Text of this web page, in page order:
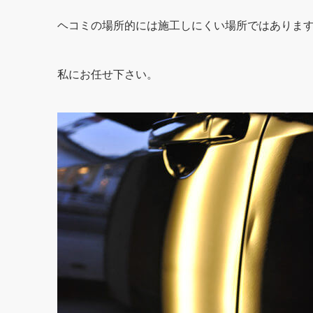
ヘコミの場所的には施工しにくい場所ではありま
私にお任せ下さい。